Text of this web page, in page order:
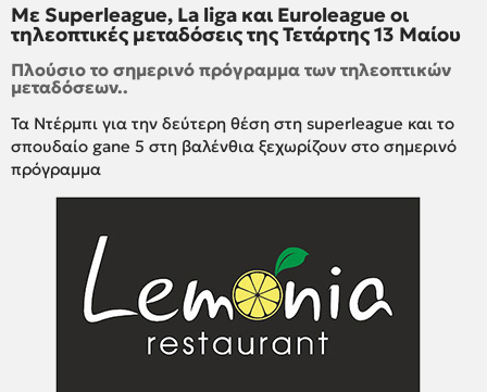
Με Superleague, La liga και Euroleague οι
τηλεοπτικές μεταδόσεις της Τετάρτης 13 Μαίου
Πλούσιο το σημερινό πρόγραμμα των τηλεοπτικών
μεταδόσεων..
Τα Ντέρμπι για την δεύτερη θέση στη superleague και το
σπουδαίο gane 5 στη βαλένθια ξεχωρίζουν στο σημερινό
πρόγραμμα